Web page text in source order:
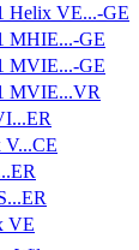
Helix VE...-GE
MHIE...-GE
MVIE...-GE
MVIE...VR
V...CE
VE